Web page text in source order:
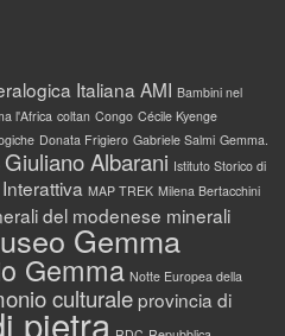
Italiana AMI Bambini nel
l'Africa coltan Congo Cécile Kyenge
Donata Frigiero Gabriele Salmi Gemma.
Giuliano Albarani Istituto Storico di
MAP TREK Milena Bertacchini
del modenese minerali
Gemma
Gemma Notte Europea della
culturale provincia di
pietra